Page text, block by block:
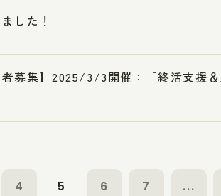
した！
募集】2025/3/3開催：「終活支援
4 5 6 7 ...